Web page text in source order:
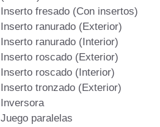
Inserto fresado (Con insertos)
Inserto ranurado (Exterior)
Inserto ranurado (Interior)
Inserto roscado (Exterior)
Inserto roscado (Interior)
Inserto tronzado (Exterior)
Inversora
Juego paralelas